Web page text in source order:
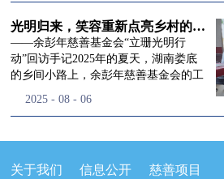
流程，完成了新一届治理层的选举任
命，全新的第四届理事会正式组建完
成：选举彭志兵、徐滨、彭新英、李
栋、李玲辉、郭启兴、梅鑫为余彭年慈
余彭年慈善基金会第四届理事会监事。
徐滨先生当选余彭年慈善基金会第四届
先生依次为新一任理事长徐滨先生及秘
景，这份认可，也让我们更加笃定前行
的脚步。启动仪式落幕之后，我们没有
即刻返程，联合赤峰市残联的工作人
员、专业医护队伍走入乡间小路，随机
小路弯弯曲曲，两边是繁茂的林木，我
家中。简朴的乡村民居陈设简单，老人
峰市残联理事长孙德欣对我们“彭年光
明行动”给予了高度的肯定，他表示“彭
年光明行动”不仅仅是帮助白内障患者
恢复光明，最重要的是减轻了患者家庭
事业的生动体现。随后余彭年慈善基金
光明行动”在内蒙的点点滴滴，并希望
覆盖，加强术后随访与科普宣传，同时
光明归来，笑容重新点亮乡村的角落
——余彭年慈善基金会“立珊光明行
动”回访手记2025年的夏天，湖南娄底
的乡间小路上，余彭年慈善基金会的工
着一份特别的牵挂，走进了一个个普通
曾经被白内障困扰的老人，在接受
发生了怎样的变化。“现在能看清菜苗
2025 - 08 - 06
关于我们 信息公开 慈善项目